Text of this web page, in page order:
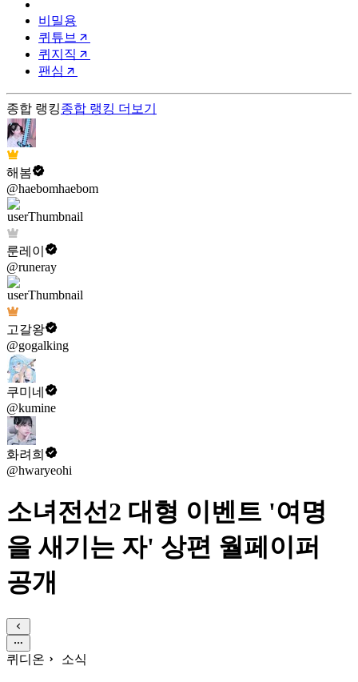
비밀용
퀴튜브
퀴지직
팬심
종합 랭킹종합 랭킹 더보기
해봄
@haebomhaebom
룬레이
@runeray
고갈왕
@gogalking
쿠미네
@kumine
화려희
@hwaryeohi
소녀전선2 대형 이벤트 '여명
을 새기는 자' 상편 월페이퍼
공개
퀴디온 소식